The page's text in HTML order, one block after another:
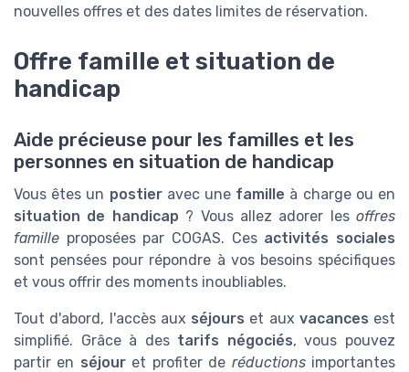
nouvelles offres et des dates limites de réservation.
Offre famille et situation de
handicap
Aide précieuse pour les familles et les
personnes en situation de handicap
Vous êtes un postieravec une famille à charge ou en
situation de handicap ? Vous allez adorer les offres
famille proposées par COGAS. Ces activités sociales
sont pensées pour répondre à vos besoins spécifiques
et vous offrir des moments inoubliables.
Tout d'abord, l'accès aux séjours et aux vacances est
simplifié. Grâce à des tarifs négociés, vous pouvez
partir en séjouret profiter de réductionsimportantes